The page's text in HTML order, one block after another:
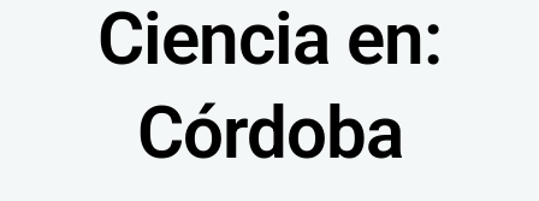
Ciencia en:
Córdoba